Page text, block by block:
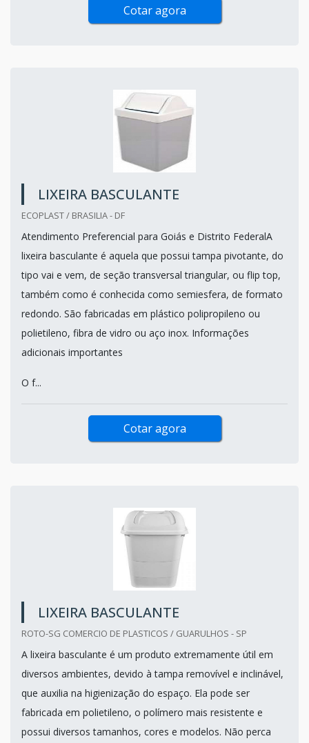
Cotar agora
LIXEIRA BASCULANTE
ECOPLAST / BRASILIA - DF
Atendimento Preferencial para Goiás e Distrito FederalA
lixeira basculante é aquela que possui tampa pivotante, do
tipo vai e vem, de seção transversal triangular, ou flip top,
também como é conhecida como semiesfera, de formato
redondo. São fabricadas em plástico polipropileno ou
polietileno, fibra de vidro ou aço inox. Informações
adicionais importantes
O f...
Cotar agora
LIXEIRA BASCULANTE
ROTO-SG COMERCIO DE PLASTICOS / GUARULHOS - SP
A lixeira basculante é um produto extremamente útil em
diversos ambientes, devido à tampa removível e inclinável,
que auxilia na higienização do espaço. Ela pode ser
fabricada em polietileno, o polímero mais resistente e
possui diversos tamanhos, cores e modelos. Não perca